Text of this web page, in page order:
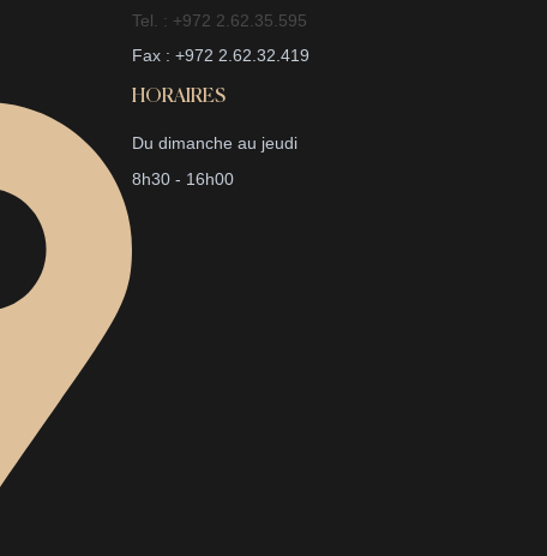
Tel. : +972 2.62.35.595
Fax : +972 2.62.32.419
HORAIRES
Du dimanche au jeudi
8h30 - 16h00